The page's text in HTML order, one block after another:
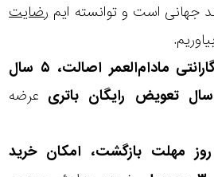
رضایت
گارانتی مادام‌العمر اصالت، ۵ سال
عرضه
ارسال رایگان، ۳۰ روز مهلت بازگشت، امکان خرید